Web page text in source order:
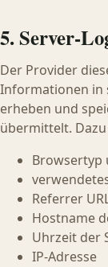
5. Server-
Der Provider
Informationen in
erheben und
übermittelt.
Browsertyp
Referrer
Hostname
Uhrzeit der
IP-Adresse